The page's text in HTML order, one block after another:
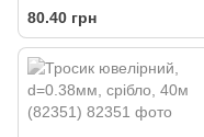
80.40 грн